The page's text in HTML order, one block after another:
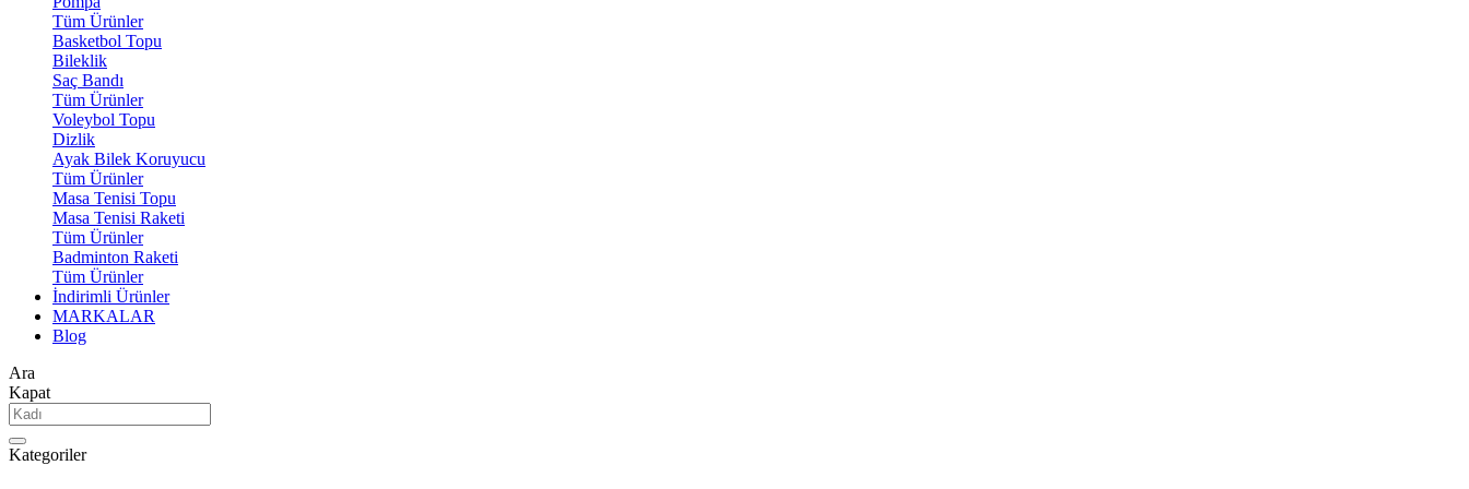
Tüm Ürünler
Basketbol Topu
Bileklik
Saç Bandı
Tüm Ürünler
Voleybol Topu
Dizlik
Ayak Bilek Koruyucu
Tüm Ürünler
Masa Tenisi Topu
Masa Tenisi Raketi
Tüm Ürünler
Badminton Raketi
Tüm Ürünler
İndirimli Ürünler
MARKALAR
Blog
Ara
Kapat
Kategoriler